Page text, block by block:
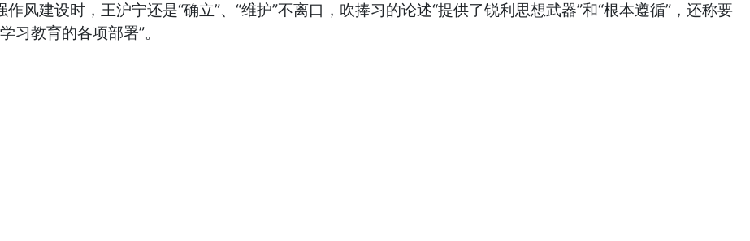
风建设时，王沪宁还是“确立”、“维护”不离口，吹捧习的论述“提供了锐利思想武器”和“根本遵循”，还称要
习教育的各项部署”。